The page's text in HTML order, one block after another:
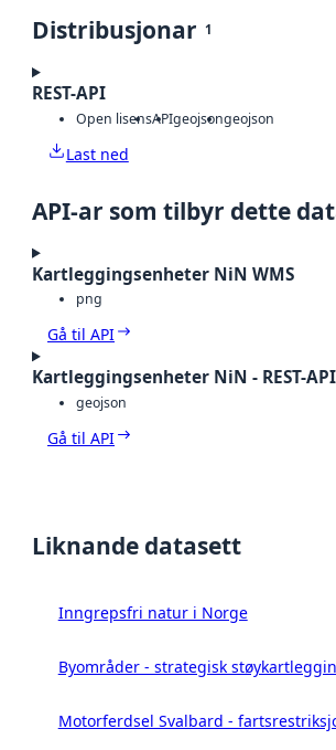
Distribusjonar 1
REST-API
Open lisensAPIgeojsongeojson
Last ned
API-ar som tilbyr dette
Kartleggingsenheter NiN WMS
png
Gå til API
Kartleggingsenheter NiN - REST-API
geojson
Gå til API
Liknande datasett
Inngrepsfri natur i Norge
Byområder - strategisk
Motorferdsel Svalbard -